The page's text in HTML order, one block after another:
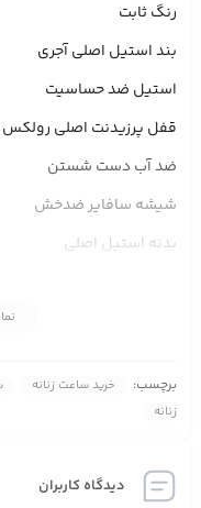
رنگ ثابت
بند استیل اصلی آجری
استیل ضد حساسیت
قفل پرزیدنت اصلی رولکس
ضد آب دست شستن
شیشه سافایر ضدخش
بدنه استیل اصلی
سرکوک پیچی مارکدار
جعبه هدیه بسیار شیک
برچسب: خرید ساعت زنانه
زنانه
دیدگاه کاربران